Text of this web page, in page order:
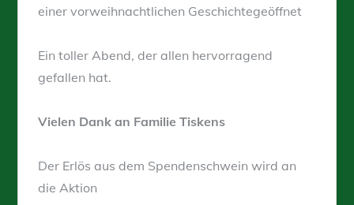
einer vorweihnachtlichen Geschichtegeöffnet
Ein toller Abend, der allen hervorragend
gefallen hat.
Vielen Dank an Familie Tiskens
Der Erlös aus dem Spendenschwein wird an
die Aktion